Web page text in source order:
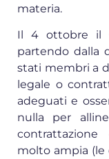
materia.
Il 4 ottobre il
partendo dalla
stati membri a
legale o
adeguati e
nulla per
molto ampia (le